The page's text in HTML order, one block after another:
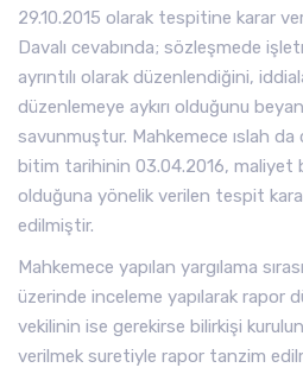
29.10.2015 olarak tespitine karar
Davalı cevabında; sözleşmede
ayrıntılı olarak düzenlendiğini,
düzenlemeye aykırı olduğunu
savunmuştur. Mahkemece ıslah
bitim tarihinin 03.04.2016, maliyet
olduğuna yönelik verilen tespit
edilmiştir.
Mahkemece yapılan yargılama
üzerinde inceleme yapılarak rapor
vekilinin ise gerekirse bilirkişi
verilmek suretiyle rapor tanzim